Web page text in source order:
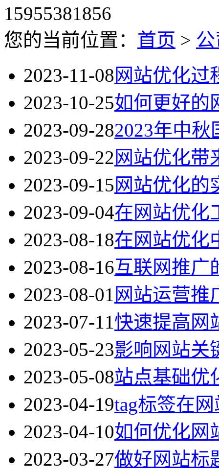
15955381856
您的当前位置： 首页 >
2023-11-08网站优化过
2023-10-25如何更好的
2023-09-282023年中秋
2023-09-22网站优化带
2023-09-15网站优化的
2023-09-04在网站优化
2023-08-18在网站优化
2023-08-16互联网推广
2023-08-01 网站运营推
2023-07-11快速提高网
2023-05-23影响网站关
2023-05-08站点基础优
2023-04-19tag标签在
2023-04-10如何优化网
2023-03-27做好网站标